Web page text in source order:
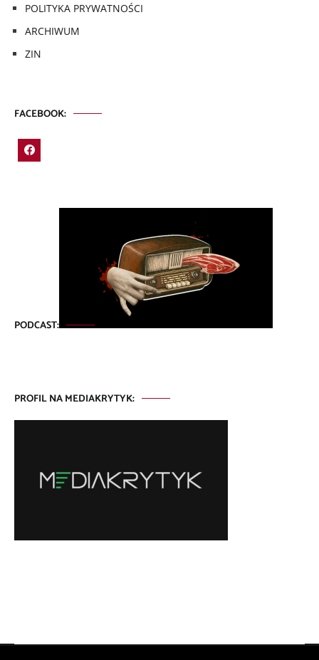
POLITYKA PRYWATNOŚCI
ARCHIWUM
ZIN
FACEBOOK:
PODCAST:
PROFIL NA MEDIAKRYTYK: